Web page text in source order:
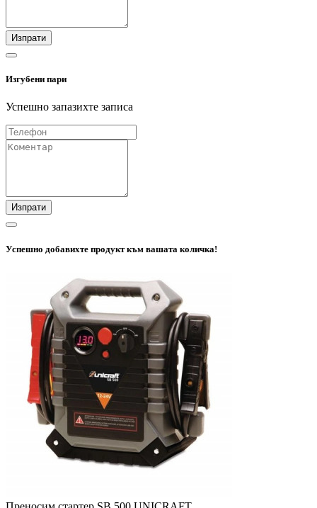
Изпрати
Изгубени пари
Успешно запазихте записа
Изпрати
Успешно добавихте продукт към вашата количка!